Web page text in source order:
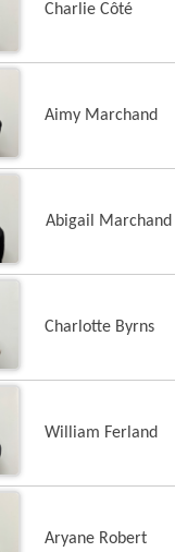
Charlie Côté
Aimy Marchand
Abigail Marchand
Charlotte Byrns
William Ferland
Aryane Robert